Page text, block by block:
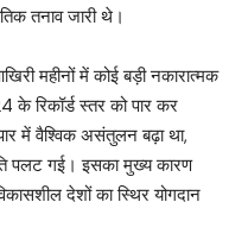
तनाव जारी थे।
महीनों में कोई बड़ी नकारात्मक
के रिकॉर्ड स्तर को पार कर
में वैश्विक असंतुलन बढ़ा था,
पलट गई। इसका मुख्य कारण
देशों का स्थिर योगदान